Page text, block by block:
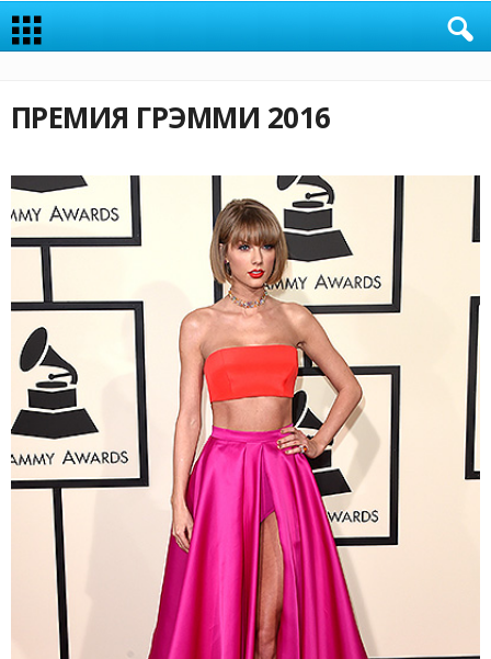
ПРЕМИЯ ГРЭММИ 2016